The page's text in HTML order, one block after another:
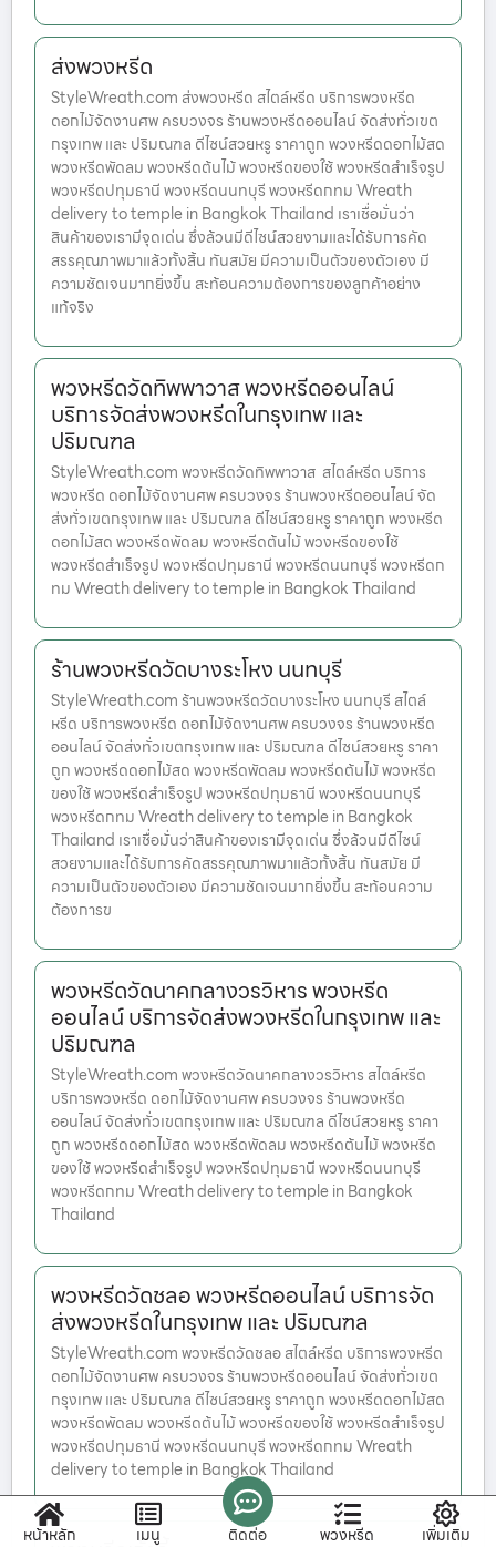
ส่งพวงหรีด
StyleWreath.com ส่งพวงหรีด สไตล์หรีด บริการพวงหรีด
ดอกไม้จัดงานศพ ครบวงจร ร้านพวงหรีดออนไลน์ จัดส่งทั่วเขต
กรุงเทพ และ ปริมณฑล ดีไซน์สวยหรู ราคาถูก พวงหรีดดอกไม้สด
พวงหรีดพัดลม พวงหรีดต้นไม้ พวงหรีดของใช้ พวงหรีดสำเร็จรูป
พวงหรีดปทุมธานี พวงหรีดนนทบุรี พวงหรีดกทม Wreath
delivery to temple in Bangkok Thailand เราเชื่อมั่นว่า
สินค้าของเรามีจุดเด่น ซึ่งล้วนมีดีไซน์สวยงามและได้รับการคัด
สรรคุณภาพมาแล้วทั้งสิ้น ทันสมัย มีความเป็นตัวของตัวเอง มี
ความชัดเจนมากยิ่งขึ้น สะท้อนความต้องการของลูกค้าอย่าง
แท้จริง
พวงหรีดวัดทิพพาวาส พวงหรีดออนไลน์
บริการจัดส่งพวงหรีดในกรุงเทพ และ
ปริมณฑล
StyleWreath.com พวงหรีดวัดทิพพาวาส สไตล์หรีด บริการ
พวงหรีด ดอกไม้จัดงานศพ ครบวงจร ร้านพวงหรีดออนไลน์ จัด
ส่งทั่วเขตกรุงเทพ และ ปริมณฑล ดีไซน์สวยหรู ราคาถูก พวงหรีด
ดอกไม้สด พวงหรีดพัดลม พวงหรีดต้นไม้ พวงหรีดของใช้
พวงหรีดสำเร็จรูป พวงหรีดปทุมธานี พวงหรีดนนทบุรี พวงหรีดก
ทม Wreath delivery to temple in Bangkok Thailand
ร้านพวงหรีดวัดบางระโหง นนทบุรี
StyleWreath.com ร้านพวงหรีดวัดบางระโหง นนทบุรี สไตล์
หรีด บริการพวงหรีด ดอกไม้จัดงานศพ ครบวงจร ร้านพวงหรีด
ออนไลน์ จัดส่งทั่วเขตกรุงเทพ และ ปริมณฑล ดีไซน์สวยหรู ราคา
ถูก พวงหรีดดอกไม้สด พวงหรีดพัดลม พวงหรีดต้นไม้ พวงหรีด
ของใช้ พวงหรีดสำเร็จรูป พวงหรีดปทุมธานี พวงหรีดนนทบุรี
พวงหรีดกทม Wreath delivery to temple in Bangkok
Thailand เราเชื่อมั่นว่าสินค้าของเรามีจุดเด่น ซึ่งล้วนมีดีไซน์
สวยงามและได้รับการคัดสรรคุณภาพมาแล้วทั้งสิ้น ทันสมัย มี
ความเป็นตัวของตัวเอง มีความชัดเจนมากยิ่งขึ้น สะท้อนความ
ต้องการข
พวงหรีดวัดนาคกลางวรวิหาร พวงหรีด
ออนไลน์ บริการจัดส่งพวงหรีดในกรุงเทพ และ
ปริมณฑล
StyleWreath.com พวงหรีดวัดนาคกลางวรวิหาร สไตล์หรีด
บริการพวงหรีด ดอกไม้จัดงานศพ ครบวงจร ร้านพวงหรีด
ออนไลน์ จัดส่งทั่วเขตกรุงเทพ และ ปริมณฑล ดีไซน์สวยหรู ราคา
ถูก พวงหรีดดอกไม้สด พวงหรีดพัดลม พวงหรีดต้นไม้ พวงหรีด
ของใช้ พวงหรีดสำเร็จรูป พวงหรีดปทุมธานี พวงหรีดนนทบุรี
พวงหรีดกทม Wreath delivery to temple in Bangkok
Thailand
พวงหรีดวัดชลอ พวงหรีดออนไลน์ บริการจัด
ส่งพวงหรีดในกรุงเทพ และ ปริมณฑล
StyleWreath.com พวงหรีดวัดชลอ สไตล์หรีด บริการพวงหรีด
ดอกไม้จัดงานศพ ครบวงจร ร้านพวงหรีดออนไลน์ จัดส่งทั่วเขต
กรุงเทพ และ ปริมณฑล ดีไซน์สวยหรู ราคาถูก พวงหรีดดอกไม้สด
พวงหรีดพัดลม พวงหรีดต้นไม้ พวงหรีดของใช้ พวงหรีดสำเร็จรูป
พวงหรีดปทุมธานี พวงหรีดนนทบุรี พวงหรีดกทม Wreath
delivery to temple in Bangkok Thailand
หน้าหลัก เมนู ติดต่อ พวงหรีด เพิ่มเติม